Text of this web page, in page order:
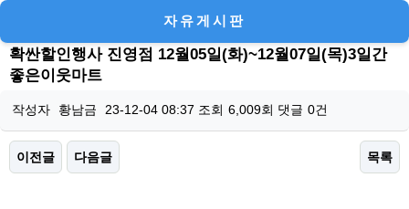
자유게시판
확싼할인행사 진영점 12월05일(화)~12월07일(목)3일간
좋은이웃마트
작성자 황남금 23-12-04 08:37 조회 6,009회 댓글 0건
이전글 다음글 목록